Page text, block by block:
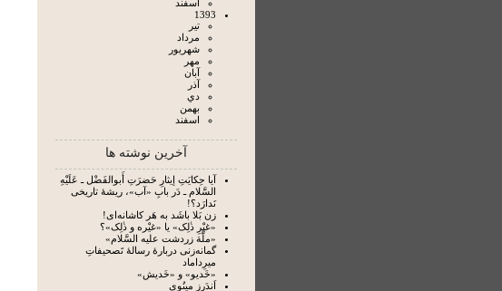
اسفند
1393
تير
مرداد
شهريور
مهر
آبان
آذر
دي
بهمن
اسفند
آخرین نوشته ها
آیا حِکایَتِ إیثارِ حَضرَتِ أَبوالفَضْل ـ عَلَیْهِ
السَّلام ـ دَر بابِ «آب»، ریشۀ تاریخی
نَدارَد؟!
زن بَلا باشَد به هَر کاشانه‌ای!
«غیْرِ ذٰلِک» یا «غیْره و ذٰلِک»؟
«ملَّة زردشت علیه السَّلام»
گمانه‌زنی دربارۀ رسالۀ تَصحیفاتِ
میرِداماد
«خَدیو» و «خَدیش»
اَندَرزِ مینُوی